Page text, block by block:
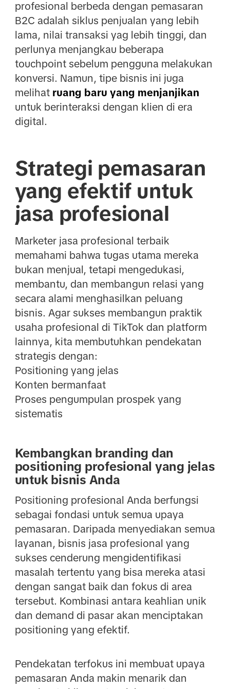
profesional berbeda dengan pemasaran
B2C adalah siklus penjualan yang lebih
lama, nilai transaksi yag lebih tinggi, dan
perlunya menjangkau beberapa
touchpoint sebelum pengguna melakukan
konversi. Namun, tipe bisnis ini juga
melihat ruang baru yang menjanjikan
untuk berinteraksi dengan klien di era
digital.
Strategi pemasaran
yang efektif untuk
jasa profesional
Marketer jasa profesional terbaik
memahami bahwa tugas utama mereka
bukan menjual, tetapi mengedukasi,
membantu, dan membangun relasi yang
secara alami menghasilkan peluang
bisnis. Agar sukses membangun praktik
usaha profesional di TikTok dan platform
lainnya, kita membutuhkan pendekatan
strategis dengan:
Positioning yang jelas
Konten bermanfaat
Proses pengumpulan prospek yang
sistematis
Kembangkan branding dan
positioning profesional yang jelas
untuk bisnis Anda
Positioning profesional Anda berfungsi
sebagai fondasi untuk semua upaya
pemasaran. Daripada menyediakan semua
layanan, bisnis jasa profesional yang
sukses cenderung mengidentifikasi
masalah tertentu yang bisa mereka atasi
dengan sangat baik dan fokus di area
tersebut. Kombinasi antara keahlian unik
dan demand di pasar akan menciptakan
positioning yang efektif.
Pendekatan terfokus ini membuat upaya
pemasaran Anda makin menarik dan